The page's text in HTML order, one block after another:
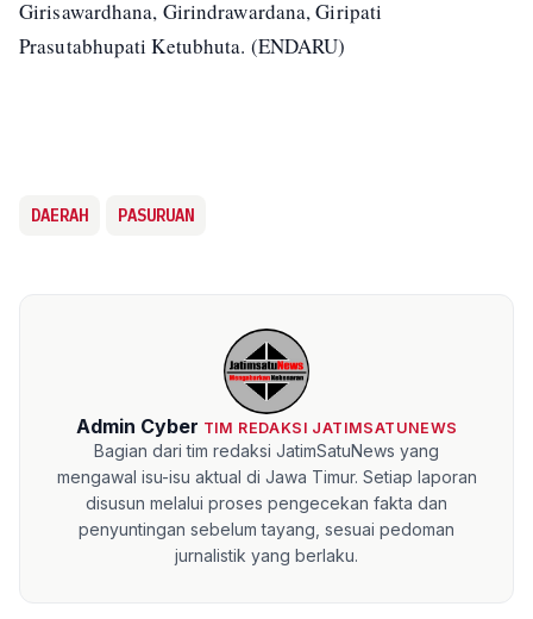
Girisawardhana, Girindrawardana, Giripati
Prasutabhupati Ketubhuta. (ENDARU)
DAERAH PASURUAN
Admin Cyber TIM REDAKSI JATIMSATUNEWS
Bagian dari tim redaksi JatimSatuNews yang
mengawal isu-isu aktual di Jawa Timur. Setiap laporan
disusun melalui proses pengecekan fakta dan
penyuntingan sebelum tayang, sesuai pedoman
jurnalistik yang berlaku.